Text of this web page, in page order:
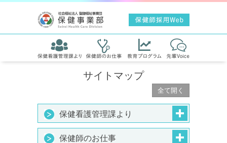
サイトマップ
全て開く
保健看護管理課より
保健師のお仕事